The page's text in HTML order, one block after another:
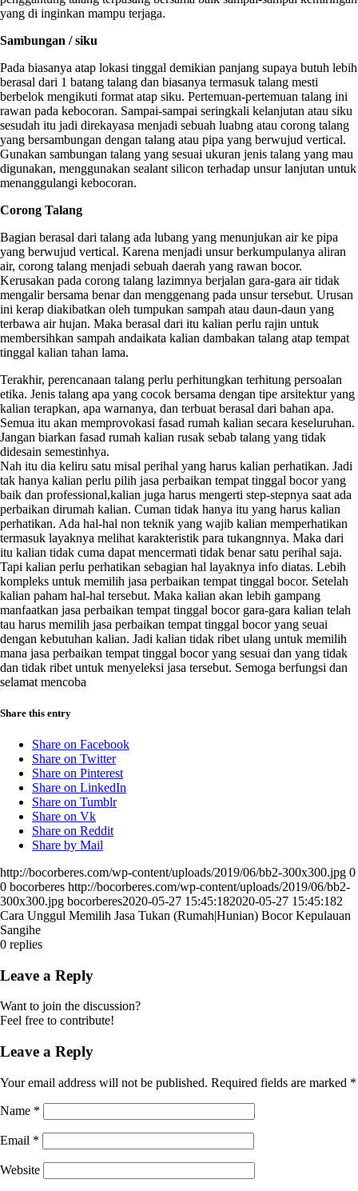
yang di inginkan mampu terjaga.
Sambungan / siku
Pada biasanya atap lokasi tinggal demikian panjang supaya butuh lebih
berasal dari 1 batang talang dan biasanya termasuk talang mesti
berbelok mengikuti format atap siku. Pertemuan-pertemuan talang ini
rawan pada kebocoran. Sampai-sampai seringkali kelanjutan atau siku
sesudah itu jadi direkayasa menjadi sebuah luabng atau corong talang
yang bersambungan dengan talang atau pipa yang berwujud vertical.
Gunakan sambungan talang yang sesuai ukuran jenis talang yang mau
digunakan, menggunakan sealant silicon terhadap unsur lanjutan untuk
menanggulangi kebocoran.
Corong Talang
Bagian berasal dari talang ada lubang yang menunjukan air ke pipa
yang berwujud vertical. Karena menjadi unsur berkumpulanya aliran
air, corong talang menjadi sebuah daerah yang rawan bocor.
Kerusakan pada corong talang lazimnya berjalan gara-gara air tidak
mengalir bersama benar dan menggenang pada unsur tersebut. Urusan
ini kerap diakibatkan oleh tumpukan sampah atau daun-daun yang
terbawa air hujan. Maka berasal dari itu kalian perlu rajin untuk
membersihkan sampah andaikata kalian dambakan talang atap tempat
tinggal kalian tahan lama.
Terakhir, perencanaan talang perlu perhitungkan terhitung persoalan
etika. Jenis talang apa yang cocok bersama dengan tipe arsitektur yang
kalian terapkan, apa warnanya, dan terbuat berasal dari bahan apa.
Semua itu akan memprovokasi fasad rumah kalian secara keseluruhan.
Jangan biarkan fasad rumah kalian rusak sebab talang yang tidak
didesain semestinhya.
Nah itu dia keliru satu misal perihal yang harus kalian perhatikan. Jadi
tak hanya kalian perlu pilih jasa perbaikan tempat tinggal bocor yang
baik dan professional,kalian juga harus mengerti step-stepnya saat ada
perbaikan dirumah kalian. Cuman tidak hanya itu yang harus kalian
perhatikan. Ada hal-hal non teknik yang wajib kalian memperhatikan
termasuk layaknya melihat karakteristik para tukangnnya. Maka dari
itu kalian tidak cuma dapat mencermati tidak benar satu perihal saja.
Tapi kalian perlu perhatikan sebagian hal layaknya info diatas. Lebih
kompleks untuk memilih jasa perbaikan tempat tinggal bocor. Setelah
kalian paham hal-hal tersebut. Maka kalian akan lebih gampang
manfaatkan jasa perbaikan tempat tinggal bocor gara-gara kalian telah
tau harus memilih jasa perbaikan tempat tinggal bocor yang seuai
dengan kebutuhan kalian. Jadi kalian tidak ribet ulang untuk memilih
mana jasa perbaikan tempat tinggal bocor yang sesuai dan yang tidak
dan tidak ribet untuk menyeleksi jasa tersebut. Semoga berfungsi dan
selamat mencoba
Share this entry
Share on Facebook
Share on Twitter
Share on Pinterest
Share on LinkedIn
Share on Tumblr
Share on Vk
Share on Reddit
Share by Mail
http://bocorberes.com/wp-content/uploads/2019/06/bb2-300x300.jpg 0
0 bocorberes http://bocorberes.com/wp-content/uploads/2019/06/bb2-
300x300.jpg bocorberes2020-05-27 15:45:182020-05-27 15:45:182
Cara Unggul Memilih Jasa Tukan (Rumah|Hunian) Bocor Kepulauan
Sangihe
0 replies
Leave a Reply
Want to join the discussion?
Feel free to contribute!
Leave a Reply
Your email address will not be published. Required fields are marked *
Name *
Email *
Website